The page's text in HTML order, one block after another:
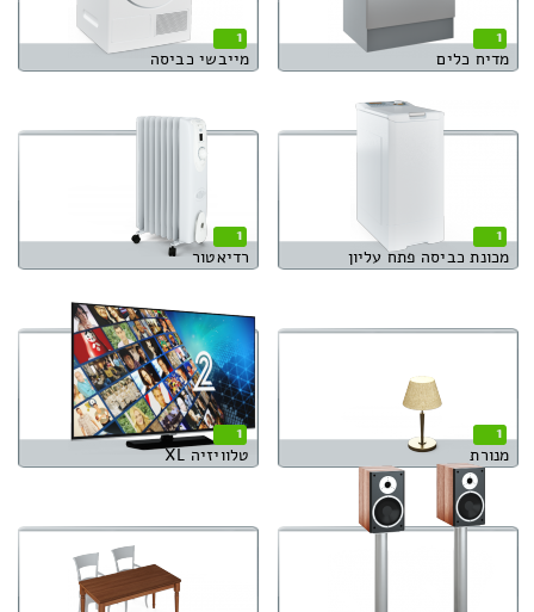
1
מדיח כלים
1
מייבשי כביסה
1
מכונת כביסה פתח עליון
1
רדיאטור
1
מנורת
1
טלוויזיה XL